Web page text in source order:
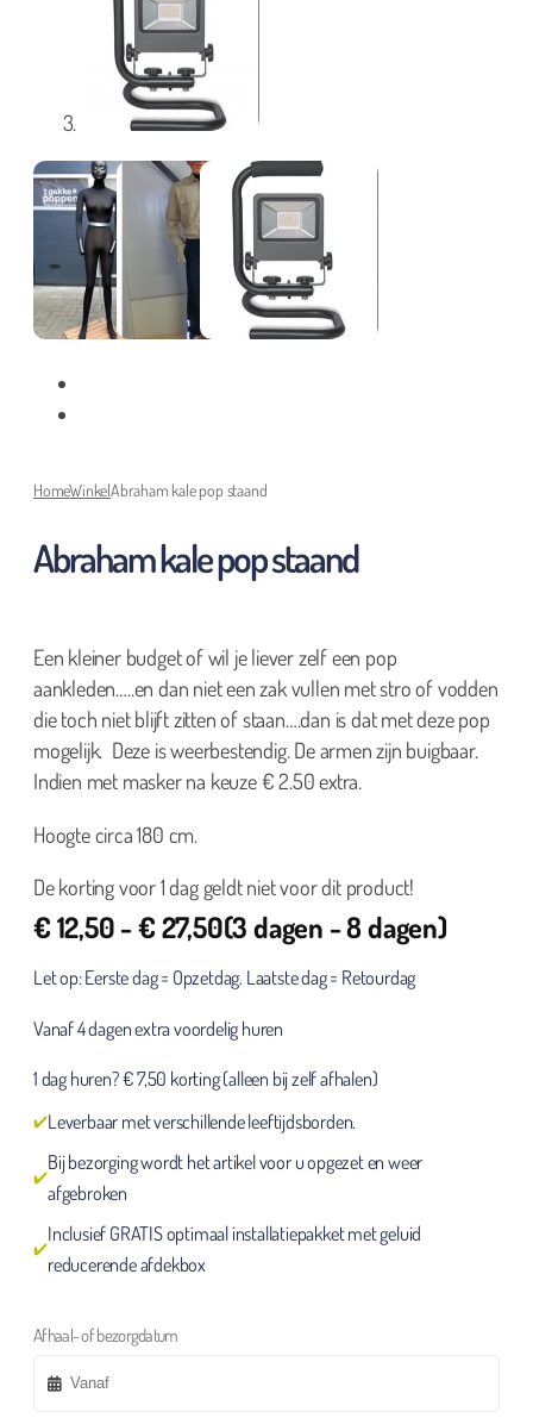
HomeWinkelAbraham kale pop staand
Abraham kale pop staand
Een kleiner budget of wil je liever zelf een pop
aankleden…..en dan niet een zak vullen met stro of vodden
die toch niet blijft zitten of staan….dan is dat met deze pop
mogelijk. Deze is weerbestendig. De armen zijn buigbaar.
Indien met masker na keuze € 2.50 extra.
Hoogte circa 180 cm.
De korting voor 1 dag geldt niet voor dit product!
€12,50-€27,50(3 dagen - 8 dagen)
Let op: Eerste dag = Opzetdag. Laatste dag = Retourdag
Vanaf 4 dagen extra voordelig huren
1 dag huren? € 7,50 korting (alleen bij zelf afhalen)
Leverbaar met verschillende leeftijdsborden.
Bij bezorging wordt het artikel voor u opgezet en weer
afgebroken
Inclusief GRATIS optimaal installatiepakket met geluid
reducerende afdekbox
Afhaal- of bezorgdatum